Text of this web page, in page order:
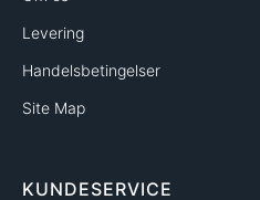
Levering
Handelsbetingelser
Site Map
KUNDESERVICE